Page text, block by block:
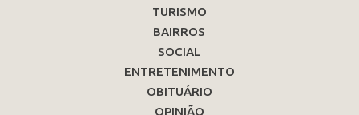
TURISMO
BAIRROS
SOCIAL
ENTRETENIMENTO
OBITUÁRIO
OPINIÃO